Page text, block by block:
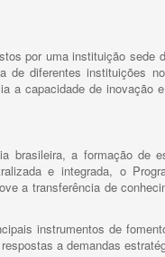
por uma instituição sede
de diferentes instituições
a capacidade de inovação
brasileira, a formação de
e integrada, o
a transferência de
instrumentos de
a demandas